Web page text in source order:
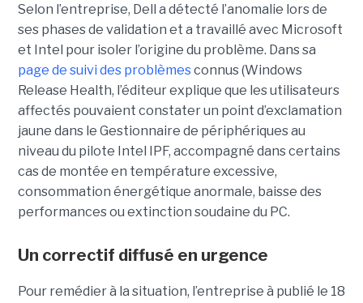
Selon l’entreprise, Dell a détecté l’anomalie lors de
ses phases de validation et a travaillé avec Microsoft
et Intel pour isoler l’origine du problème. Dans sa
page de suivi des problèmesconnus (Windows
Release Health, l’éditeur explique que les utilisateurs
affectés pouvaient constater un point d’exclamation
jaune dans le Gestionnaire de périphériques au
niveau du pilote Intel IPF, accompagné dans certains
cas de montée en température excessive,
consommation énergétique anormale, baisse des
performances ou extinction soudaine du PC.
Un correctif diffusé en urgence
Pour remédier à la situation, l’entreprise à publié le 18